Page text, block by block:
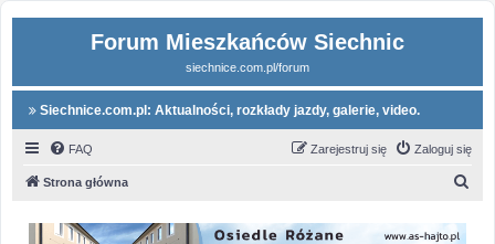
Forum Mieszkańców Siechnic
siechnice.com.pl/forum
Siechnice.com.pl: Aktualności, rozkłady jazdy, galerie, video.
FAQ Zaloguj się
Zarejestruj się
Strona główna